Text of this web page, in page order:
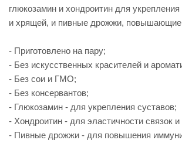
глюкозамин и хондроитин для укрепления
и хрящей, и пивные дрожжи, повышающие
- Приготовлено на пару;
- Без искусственных красителей и
- Без сои и ГМО;
- Без консервантов;
- Глюкозамин - для укрепления суставов;
- Хондроитин - для эластичности связок
- Пивные дрожжи - для повышения